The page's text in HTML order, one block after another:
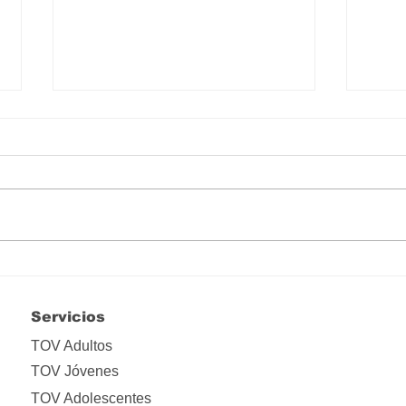
Servicios
TOV Adultos
TOV Jóvenes
TOV Adolescentes